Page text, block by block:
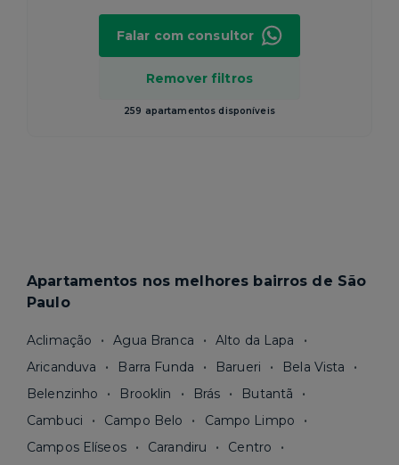
Remover filtros
259 apartamentos disponíveis
Falar com consultor
Apartamentos nos melhores bairros de São
Paulo
Aclimação Agua Branca
Alto da Lapa
Aricanduva
Barra Funda Barueri
Bela Vista
Belenzinho
Brooklin Brás
Butantã
Cambuci
Campo Belo
Campo Limpo
Campos Elíseos
Carandiru
Centro